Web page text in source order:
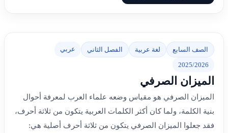
الصف السابع لغة عربية الفصل الثاني عربي
2025/2026
الميزان الصرفي
الميزان الصرفي هو مقياس وضعه علماء العرب لمعرفة أحوال
بنية الكلمة، ولما كان أكثر الكلمات العربية يتكون من ثلاثة أحرف،
فقد جعلوا الميزان الصرفي يتكون من ثلاثة أحرف أصلية هي: